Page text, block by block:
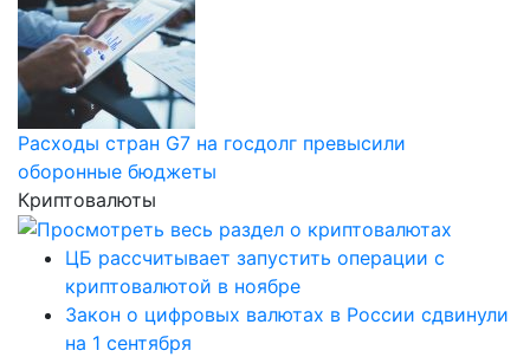
Расходы стран G7 на госдолг превысили
оборонные бюджеты
Криптовалюты
ЦБ рассчитывает запустить операции с
криптовалютой в ноябре
Закон о цифровых валютах в России сдвинули
на 1 сентября